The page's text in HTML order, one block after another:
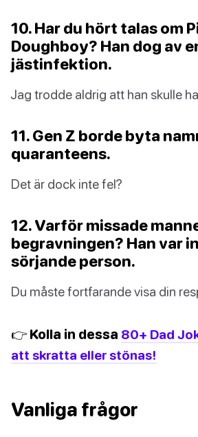
10. Har du hört talas om
Doughboy? Han dog av
jästinfektion.
Jag trodde aldrig att han skulle
11. Gen Z borde byta
quaranteens.
Det är dock inte fel?
12. Varför missade
begravningen? Han var
sörjande person.
Du måste fortfarande visa din
👉 Kolla in dessa 80+ Dad
att skratta eller stönas!
Vanliga frågor